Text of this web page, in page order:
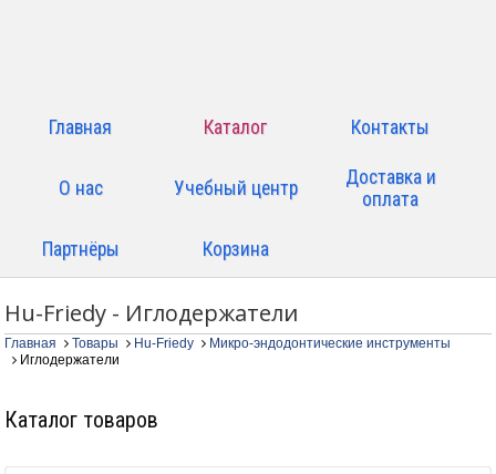
Главная Каталог Контакты
О нас Учебный центр
Доставка и
оплата
Партнёры Корзина
Hu-Friedy - Иглодержатели
Главная Товары Hu-Friedy
Микро-эндодонтические инструменты
Иглодержатели
Каталог товаров